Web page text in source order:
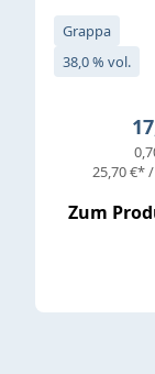
Grappa
38,0 % vol.
25,70 €*
Zum